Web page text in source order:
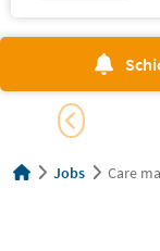
Jobs Care